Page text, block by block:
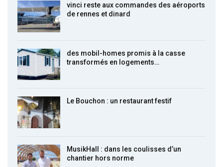
vinci reste aux commandes des aéroports
de rennes et dinard
des mobil-homes promis à la casse
transformés en logements…
Le Bouchon : un restaurant festif
MusikHall : dans les coulisses d’un
chantier hors norme